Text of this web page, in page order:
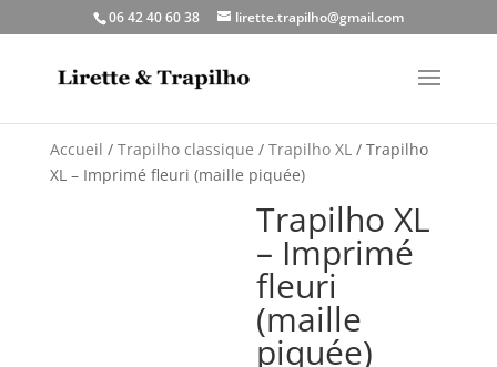
06 42 40 60 38 lirette.trapilho@gmail.com
Accueil / Trapilho classique / Trapilho XL/ Trapilho
XL – Imprimé fleuri (maille piquée)
Trapilho XL
– Imprimé
fleuri
(maille
piquée)